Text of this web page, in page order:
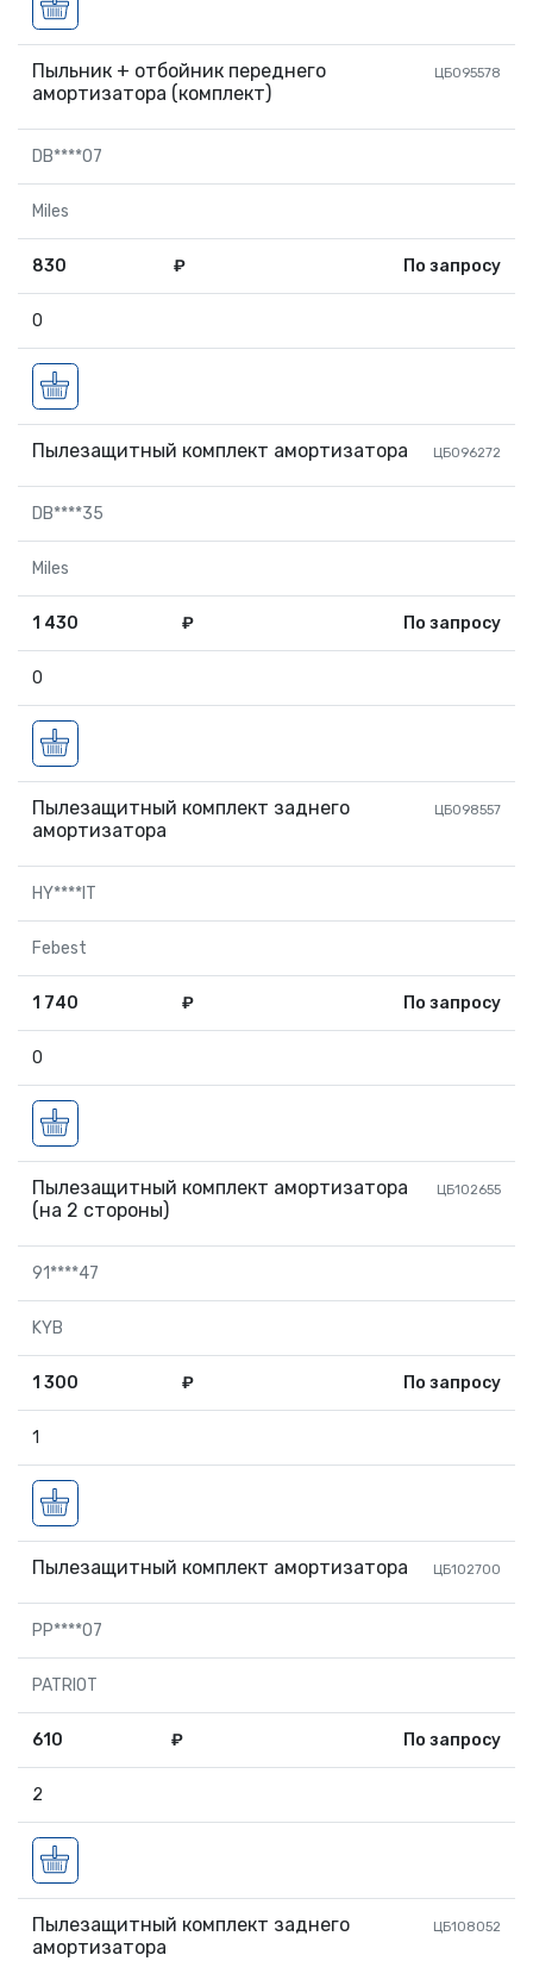
Пыльник + отбойник переднего
амортизатора (комплект)
ЦБ095578
DB****07
Miles
830 ₽ По запросу
0
Пылезащитный комплект амортизатора ЦБ096272
DB****35
Miles
1 430 ₽ По запросу
0
Пылезащитный комплект заднего
амортизатора
ЦБ098557
HY****IT
Febest
1 740 ₽ По запросу
0
Пылезащитный комплект амортизатора
(на 2 стороны)
ЦБ102655
91****47
KYB
1 300 ₽ По запросу
1
Пылезащитный комплект амортизатора ЦБ102700
PP****07
PATRIOT
610 ₽ По запросу
2
Пылезащитный комплект заднего
амортизатора
ЦБ108052